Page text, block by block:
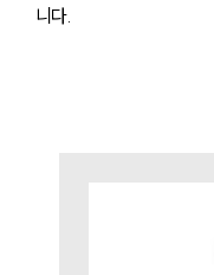
니다.